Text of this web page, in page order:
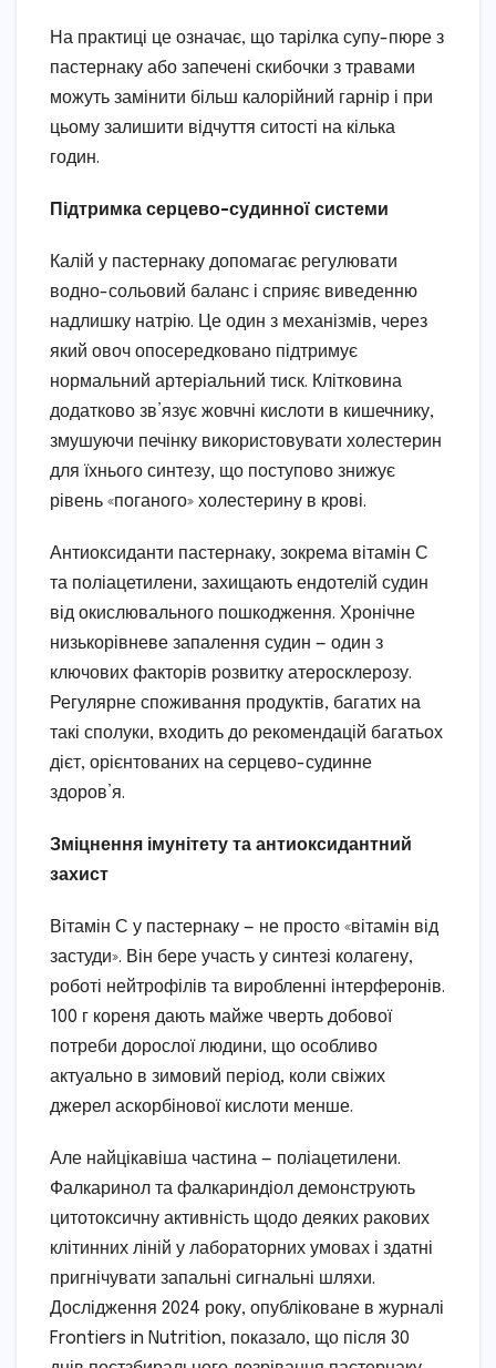
На практиці це означає, що тарілка супу-пюре з
пастернаку або запечені скибочки з травами
можуть замінити більш калорійний гарнір і при
цьому залишити відчуття ситості на кілька
годин.
Підтримка серцево-судинної системи
Калій у пастернаку допомагає регулювати
водно-сольовий баланс і сприяє виведенню
надлишку натрію. Це один з механізмів, через
який овоч опосередковано підтримує
нормальний артеріальний тиск. Клітковина
додатково зв’язує жовчні кислоти в кишечнику,
змушуючи печінку використовувати холестерин
для їхнього синтезу, що поступово знижує
рівень «поганого» холестерину в крові.
Антиоксиданти пастернаку, зокрема вітамін С
та поліацетилени, захищають ендотелій судин
від окислювального пошкодження. Хронічне
низькорівневе запалення судин — один з
ключових факторів розвитку атеросклерозу.
Регулярне споживання продуктів, багатих на
такі сполуки, входить до рекомендацій багатьох
дієт, орієнтованих на серцево-судинне
здоров’я.
Зміцнення імунітету та антиоксидантний
захист
Вітамін С у пастернаку — не просто «вітамін від
застуди». Він бере участь у синтезі колагену,
роботі нейтрофілів та виробленні інтерферонів.
100 г кореня дають майже чверть добової
потреби дорослої людини, що особливо
актуально в зимовий період, коли свіжих
джерел аскорбінової кислоти менше.
Але найцікавіша частина — поліацетилени.
Фалкаринол та фалкариндіол демонструють
цитотоксичну активність щодо деяких ракових
клітинних ліній у лабораторних умовах і здатні
пригнічувати запальні сигнальні шляхи.
Дослідження 2024 року, опубліковане в журналі
Frontiers in Nutrition, показало, що після 30